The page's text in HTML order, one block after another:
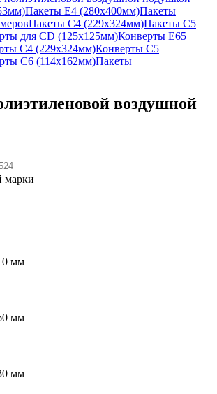
Пакеты Е4 (280х400мм)Пакеты
Пакеты С4 (229х324мм)Пакеты С5
для CD (125х125мм)Конверты Е65
С4 (229х324мм)Конверты С5
С6 (114х162мм)Пакеты
воздушной
марки
мм
мм
мм